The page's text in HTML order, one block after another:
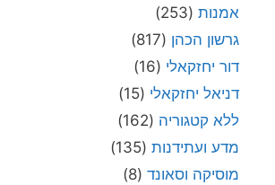
אמנות (253)
גרשון הכהן (817)
דור יחזקאלי (16)
דניאל יחזקאלי (15)
ללא קטגוריה (162)
מדע ועתידנות (135)
מוסיקה וסאונד (8)